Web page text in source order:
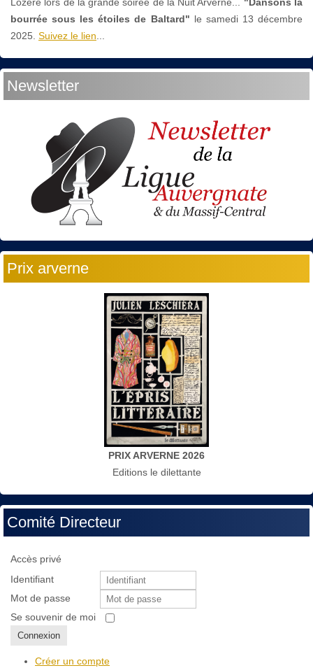
bourrée sous les étoiles de Baltard" le samedi 13 décembre
2025. Suivez le lien
Newsletter
Prix arverne
PRIX ARVERNE 2026
Editions le dilettante
Comité Directeur
Accès privé
Identifiant
Mot de passe
Se souvenir de moi
Connexion
Créer un compte